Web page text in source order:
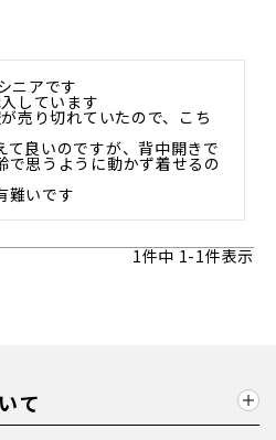
ニアです
しています
売り切れていたので、こち
て良いのですが、背中開きで
で思うように動かず着せるの
1件中 1-1件表示
て